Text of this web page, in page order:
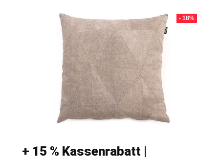
- 18%
+ 15 % Kassenrabatt |